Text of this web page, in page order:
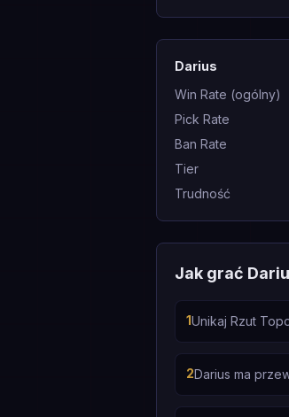
Darius
Win Rate (ogólny)
Pick Rate
Ban Rate
Tier
Trudność
Jak grać
1Unikaj Rzut
2Darius ma